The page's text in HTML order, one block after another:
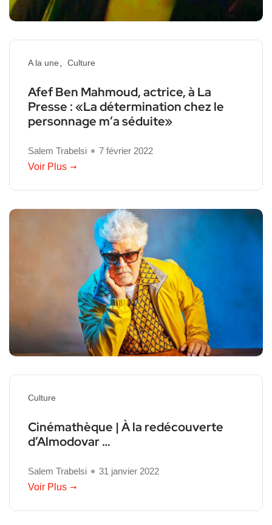
A la une Culture
Afef Ben Mahmoud, actrice, à La
Presse : «La détermination chez le
personnage m’a séduite»
Salem Trabelsi
7 février 2022
Voir Plus
Culture
Cinémathèque | À la redécouverte
d’Almodovar …
Salem Trabelsi
31 janvier 2022
Voir Plus